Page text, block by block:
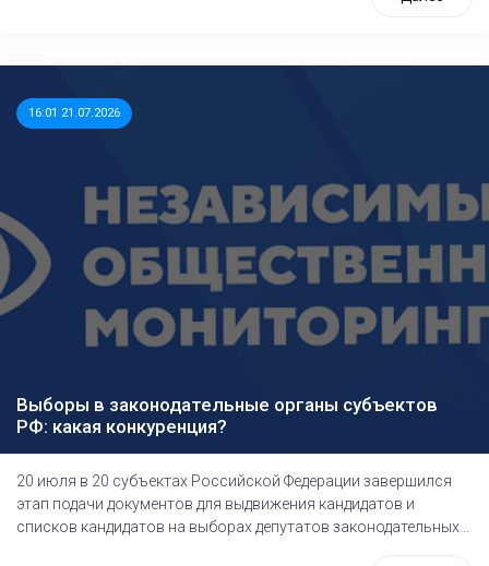
16:01 21.07.2026
Выборы в законодательные органы субъектов
РФ: какая конкуренция?
20 июля в 20 субъектах Российской Федерации завершился
этап подачи документов для выдвижения кандидатов и
списков кандидатов на выборах депутатов законодательных...